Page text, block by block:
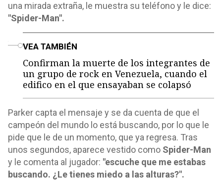
una mirada extraña, le muestra su teléfono y le dice:
"Spider-Man".
VEA TAMBIÉN
Confirman la muerte de los integrantes de
un grupo de rock en Venezuela, cuando el
edifico en el que ensayaban se colapsó
Parker capta el mensaje y se da cuenta de que el
campeón del mundo lo está buscando, por lo que le
pide que le de un momento, que ya regresa. Tras
unos segundos, aparece vestido como Spider-Man
y le comenta al jugador: "escuche que me estabas
buscando. ¿Le tienes miedo a las alturas?".